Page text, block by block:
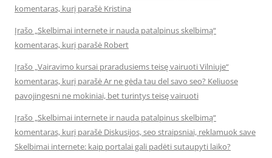
komentaras, kurį parašė Kristina
Įrašo „Skelbimai internete ir nauda patalpinus skelbimą“
komentaras, kurį parašė Robert
Įrašo „Vairavimo kursai praradusiems teisę vairuoti Vilniuje“
komentaras, kurį parašė Ar ne gėda tau del savo seo? Keliuose
pavojingesni ne mokiniai, bet turintys teisę vairuoti
Įrašo „Skelbimai internete ir nauda patalpinus skelbimą“
komentaras, kurį parašė Diskusijos, seo straipsniai, reklamuok save
Skelbimai internete: kaip portalai gali padėti sutaupyti laiko?